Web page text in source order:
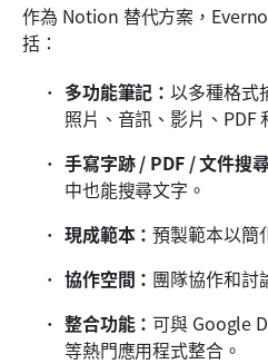
作為 Notion 替代方案，
括：
多功能筆記：以多種格式
照片、音訊、影片、PDF
手寫字跡 / PDF / 文件搜
中也能搜尋文字。
現成範本：預製範本以簡
協作空間： 團隊協作和討
整合功能： 可與 Google
等熱門應用程式整合。